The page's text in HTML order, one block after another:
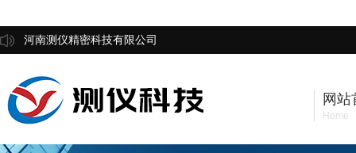
河南测仪精密科技有限公司
网站
Home